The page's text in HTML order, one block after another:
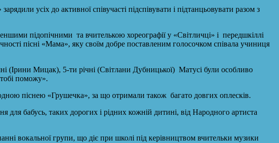
усіх до активної співучасті підспівувати і підтанцьовувати разом з
підопічними та вчителькою хореографії у «Світличці» і передшкіллі
пісні «Мама», яку своїм добре поставленим голосочком співала учиниця
(Ірини Мицак), 5-ти річні (Світлани Дубницької) Матусі були особливо
поможу».
піснею «Грушечка», за що отримали також багато довгих оплесків.
для бабусь, таких дорогих і рідних кожній дитині, від Народного артиста
вокальної групи, що діє при школі під керівництвом вчительки музики